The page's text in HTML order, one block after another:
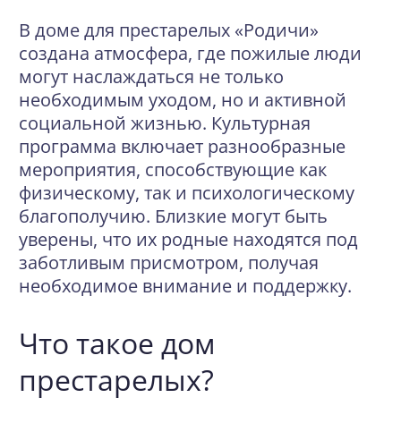
В доме для престарелых «Родичи»
создана атмосфера, где пожилые люди
могут наслаждаться не только
необходимым уходом, но и активной
социальной жизнью. Культурная
программа включает разнообразные
мероприятия, способствующие как
физическому, так и психологическому
благополучию. Близкие могут быть
уверены, что их родные находятся под
заботливым присмотром, получая
необходимое внимание и поддержку.
Что такое дом
престарелых?